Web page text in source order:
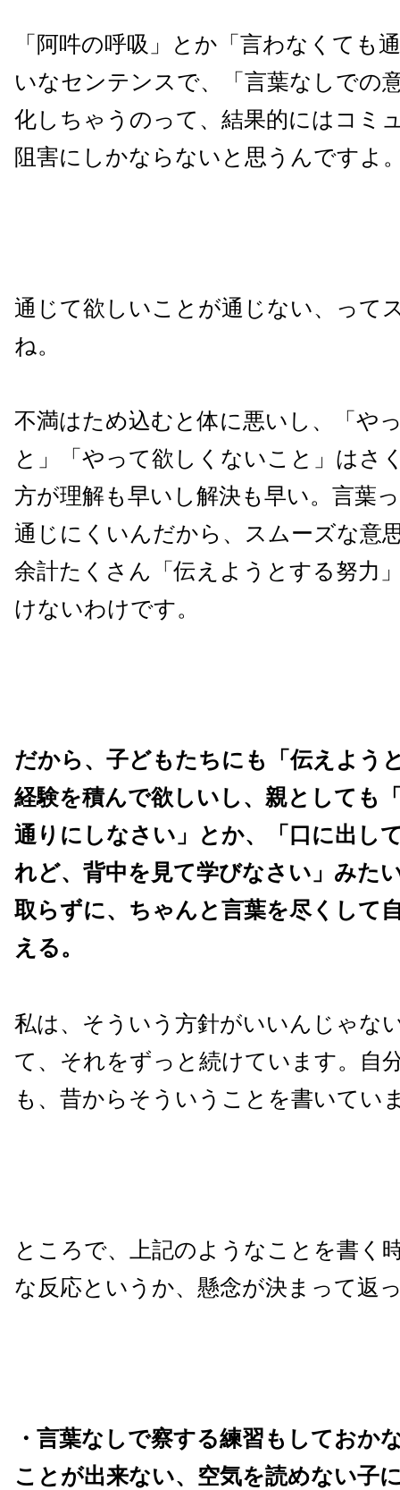
「阿吽の呼吸」とか「言わなくても
いなセンテンスで、「言葉なしでの
化しちゃうのって、結果的にはコミ
阻害にしかならないと思うんですよ
通じて欲しいことが通じない、って
ね。
不満はため込むと体に悪いし、「や
と」「やって欲しくないこと」はさ
方が理解も早いし解決も早い。言葉
通じにくいんだから、スムーズな意
余計たくさん「伝えようとする努力
けないわけです。
だから、子どもたちにも「伝えよう
経験を積んで欲しいし、親としても
通りにしなさい」とか、「口に出し
れど、背中を見て学びなさい」みた
取らずに、ちゃんと言葉を尽くして
える。
私は、そういう方針がいいんじゃな
て、それをずっと続けています。自
も、昔からそういうことを書いてい
ところで、上記のようなことを書く
な反応というか、懸念が決まって返
・言葉なしで察する練習もしておか
ことが出来ない、空気を読めない子